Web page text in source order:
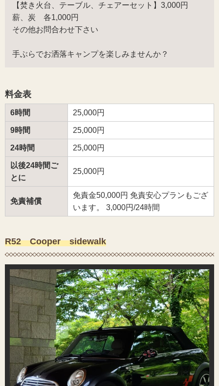
【焚き火台、テーブル、チェアーセット】3,000円
薪、炭 各1,000円
その他お問合わせ下さい
手ぶらでお洒落キャンプを楽しみませんか？
料金表
6時間 25,000円
9時間 25,000円
24時間 25,000円
以後24時間ご
とに
25,000円
免責補償
免責金50,000円 免責安心プランもござ
います。 3,000円/24時間
R52 Cooper sidewalk